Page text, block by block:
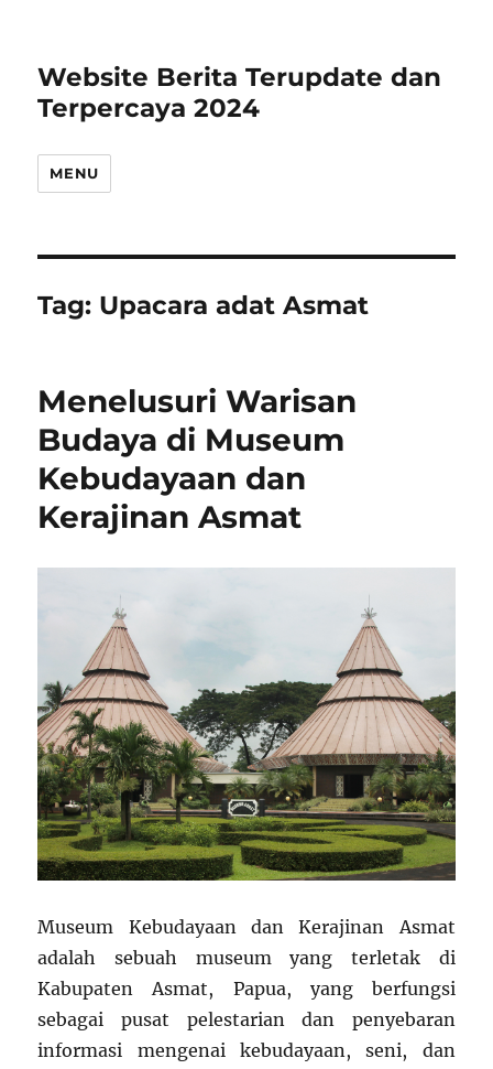
Website Berita Terupdate dan
Terpercaya 2024
MENU
Tag: Upacara adat Asmat
Menelusuri Warisan
Budaya di Museum
Kebudayaan dan
Kerajinan Asmat
Museum Kebudayaan dan Kerajinan Asmat
adalah sebuah museum yang terletak di
Kabupaten Asmat, Papua, yang berfungsi
sebagai pusat pelestarian dan penyebaran
informasi mengenai kebudayaan, seni, dan